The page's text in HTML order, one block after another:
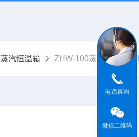
蒸汽恒温箱 ZHW-100蒸汽恒温箱
电话咨询
微信二维码